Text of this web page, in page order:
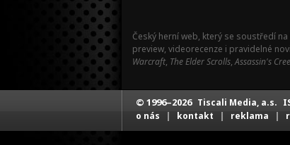
Český herní web, který se soustředí na
preview, videorecenze i pravidelné
Warcraft, The Elder Scrolls,Assassin's
© 1996–2026 Tiscali Media, a.s.
o nás | kontakt | reklama |